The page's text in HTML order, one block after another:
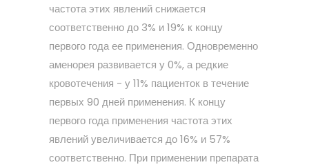
частота этих явлений снижается
соответственно до 3% и 19% к концу
первого года ее применения. Одновременно
аменорея развивается у 0%, а редкие
кровотечения - у 11% пациенток в течение
первых 90 дней применения. К концу
первого года применения частота этих
явлений увеличивается до 16% и 57%
соответственно. При применении препарата